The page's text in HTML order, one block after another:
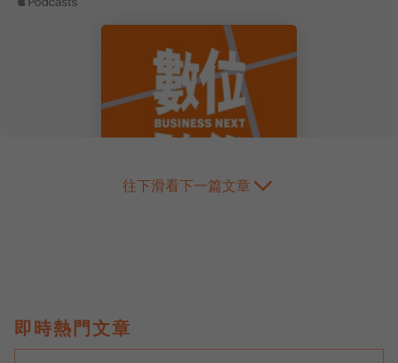
往下滑看下一篇文章
即時熱門文章